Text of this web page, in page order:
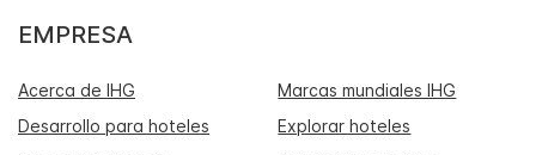
EMPRESA
Acerca de IHG
Marcas mundiales IHG
Desarrollo para hoteles
Explorar hoteles